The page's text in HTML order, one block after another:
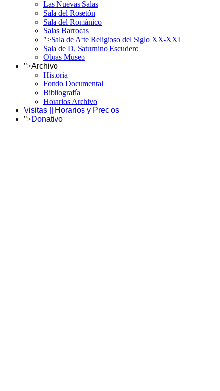
Las Nuevas Salas
Sala del Rosetón
Sala del Románico
Salas Barrocas
">Sala de Arte Religioso del Siglo XX-XXI
Sala de D. Saturnino Escudero
Obras Museo
">Archivo
Historia
Fondo Documental
Bibliografía
Horarios Archivo
Visitas || Horarios y Precios
">Donativo